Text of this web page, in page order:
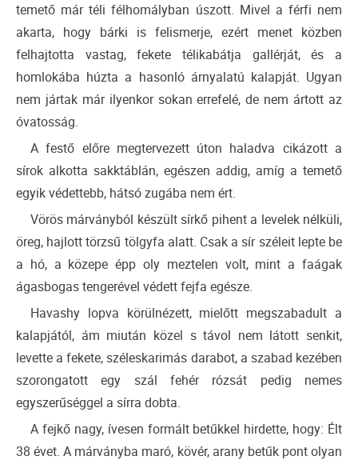
temető már téli félhomályban úszott. Mivel a férfi nem
akarta, hogy bárki is felismerje, ezért menet közben
felhajtotta vastag, fekete télikabátja gallérját, és a
homlokába húzta a hasonló árnyalatú kalapját. Ugyan
nem jártak már ilyenkor sokan errefelé, de nem ártott az
óvatosság.
A festő előre megtervezett úton haladva cikázott a
sírok alkotta sakktáblán, egészen addig, amíg a temető
egyik védettebb, hátsó zugába nem ért.
Vörös márványból készült sírkő pihent a levelek nélküli,
öreg, hajlott törzsű tölgyfa alatt. Csak a sír széleit lepte be
a hó, a közepe épp oly meztelen volt, mint a faágak
ágasbogas tengerével védett fejfa egésze.
Havashy lopva körülnézett, mielőtt megszabadult a
kalapjától, ám miután közel s távol nem látott senkit,
levette a fekete, széleskarimás darabot, a szabad kezében
szorongatott egy szál fehér rózsát pedig nemes
egyszerűséggel a sírra dobta.
A fejkő nagy, ívesen formált betűkkel hirdette, hogy: Élt
38 évet. A márványba maró, kövér, arany betűk pont olyan